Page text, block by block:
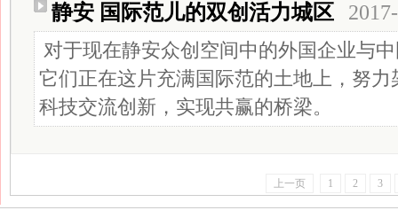
静安 国际范儿的双创活力城区
对于现在静安众创空间中的外国企业与
它们正在这片充满国际范的土地上，努
科技交流创新，实现共赢的桥梁。
上一页 1 2 3